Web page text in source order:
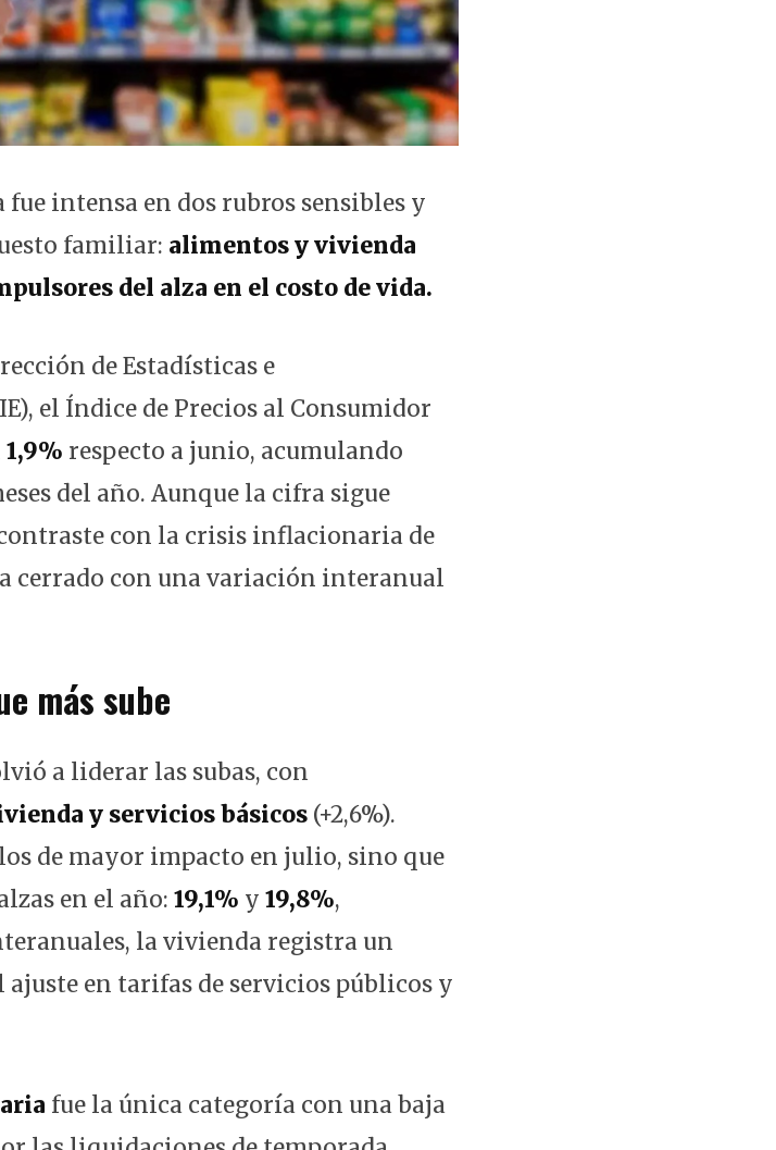
intensa en dos rubros sensibles y
familiar: alimentos y vivienda
del alza en el costo de vida.
de Estadísticas e
el Índice de Precios al Consumidor
1,9% respecto a junio, acumulando
del año. Aunque la cifra sigue
con la crisis inflacionaria de
cerrado con una variación interanual
más sube
a liderar las subas, con
y servicios básicos (+2,6%).
de mayor impacto en julio, sino que
en el año: 19,1% y 19,8%,
la vivienda registra un
ajuste en tarifas de servicios públicos y
fue la única categoría con una baja